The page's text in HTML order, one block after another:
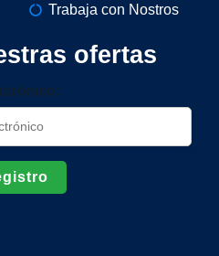
Trabaja con Nostros
ofertas